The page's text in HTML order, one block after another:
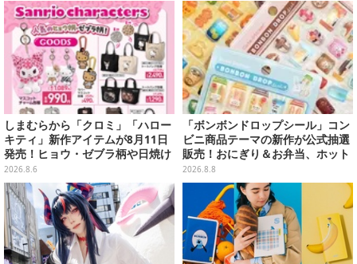
ールは8月8日から
しまむらから「クロミ」「ハロー
キティ」新作アイテムが8月11日
発売！ヒョウ・ゼブラ柄や日焼け
デザインの可愛い雑貨・アパレル
など多数
2026.8.6
「ボンボンドロップシール」コン
ビニ商品テーマの新作が公式抽選
販売！おにぎり＆お弁当、ホット
スナックなど4種セット
2026.8.8